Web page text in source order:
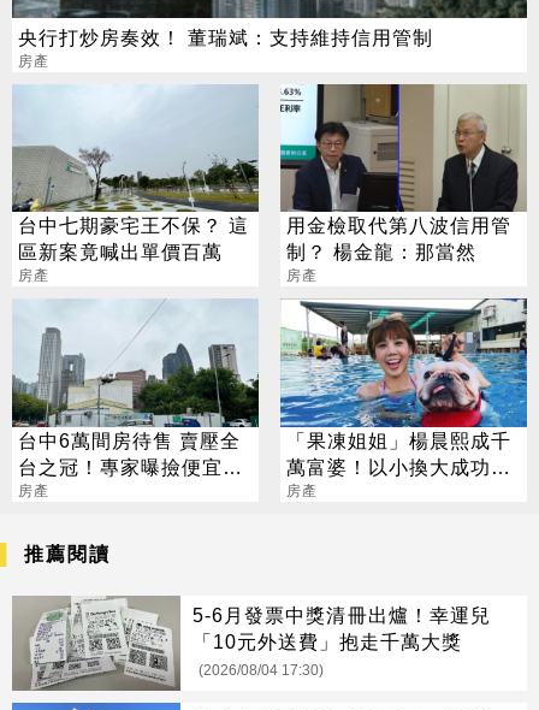
央行打炒房奏效！ 董瑞斌：支持維持信用管制
房產
台中七期豪宅王不保？ 這
區新案竟喊出單價百萬
房產
用金檢取代第八波信用管
制？ 楊金龍：那當然
房產
台中6萬間房待售 賣壓全
台之冠！專家曝撿便宜時
機
房產
「果凍姐姐」楊晨熙成千
萬富婆！以小換大成功買
下內湖48坪宅
房產
推薦閱讀
5-6月發票中獎清冊出爐！幸運兒
「10元外送費」抱走千萬大獎
(2026/08/04 17:30)